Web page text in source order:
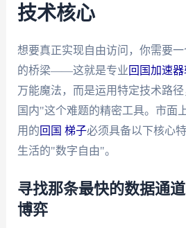
技术核心
想要真正实现自由访问，你需要
的桥梁——这就是专业回国加速
万能魔法，而是运用特定技术路
国内"这个难题的精密工具。市面
用的回国 梯子必须具备以下核心
生活的"数字自由"。
寻找那条最快的数据通
博弈